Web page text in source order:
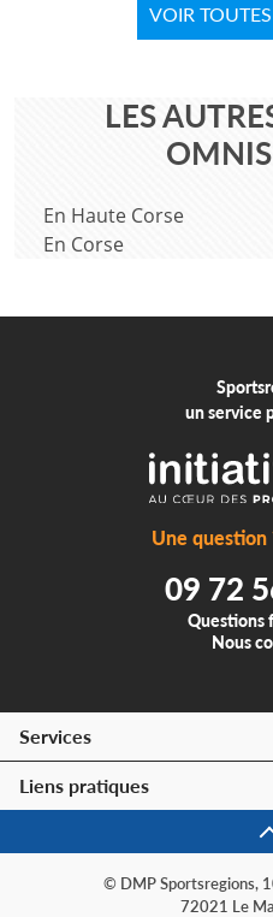
VOIR
LES
En Haute Corse
En Corse
un service
Une question
09 72
Questions
Nous
Services
Liens pratiques
© DMP Sportsregions,
72021 Le